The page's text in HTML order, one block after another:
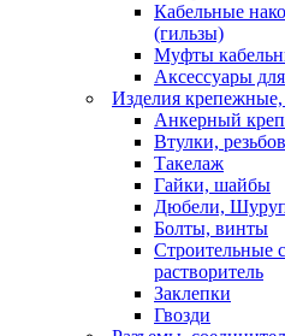
Кабельные
(гильзы)
Муфты
Аксессуары
Изделия
Анкерный
Втулки,
Такелаж
Гайки, шайбы
Дюбели,
Болты, винты
Строительные
растворитель
Заклепки
Гвозди